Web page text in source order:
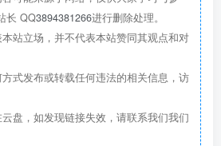
长 QQ3894381266进行删除处理。
站立场，并不代表本站赞同其观点和对
式发布或转载任何违法的相关信息，访
盘，如发现链接失效，请联系我们我们